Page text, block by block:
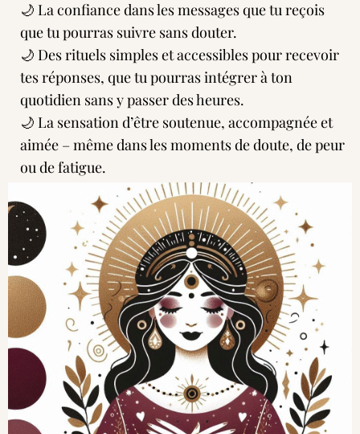
🌙 La confiance dans les messages que tu reçois
que tu pourras suivre sans douter.
🌙 Des rituels simples et accessibles pour recevoir
tes réponses, que tu pourras intégrer à ton
quotidien sans y passer des heures.
🌙 La sensation d’être soutenue, accompagnée et
aimée – même dans les moments de doute, de peur
ou de fatigue.